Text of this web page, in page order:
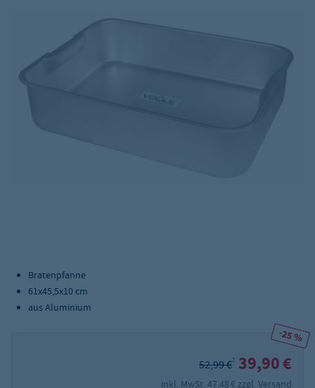
Bratenpfanne
61x45,5x10 cm
aus Aluminium
-25 %
52,99 €2 39,90 €
inkl. MwSt. 47,48 € zzgl. Versand